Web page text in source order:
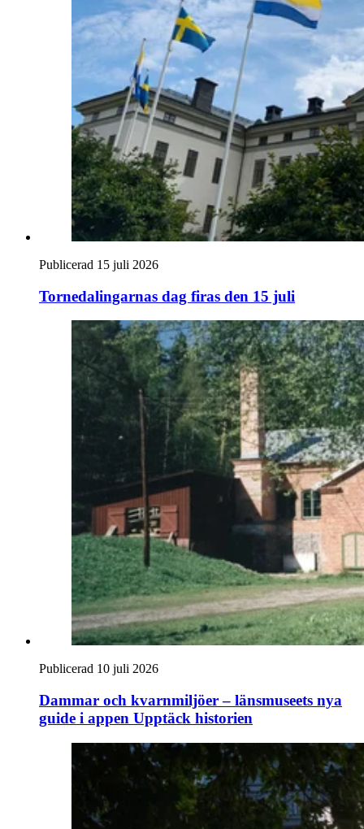
Publicerad 15 juli 2026
Tornedalingarnas dag firas den 15 juli
Publicerad 10 juli 2026
Dammar och kvarnmiljöer – länsmuseets nya
guide i appen Upptäck historien